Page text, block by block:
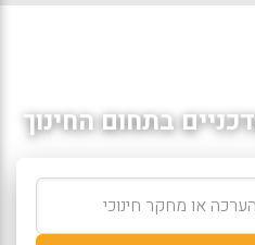
בתחום החינוך